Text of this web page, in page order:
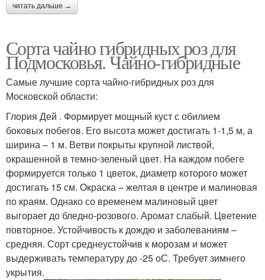
читать дальше →
Сорта чайно гибридных роз для
Подмосковья. Чайно-гибридные
Самые лучшие сорта чайно-гибридных роз для
Московской области:
Глория Дей . Формирует мощный куст с обилием
боковых побегов. Его высота может достигать 1-1,5 м, а
ширина – 1 м. Ветви покрыты крупной листвой,
окрашенной в темно-зеленый цвет. На каждом побеге
формируется только 1 цветок, диаметр которого может
достигать 15 см. Окраска – желтая в центре и малиновая
по краям. Однако со временем малиновый цвет
выгорает до бледно-розового. Аромат слабый. Цветение
повторное. Устойчивость к дождю и заболеваниям –
средняя. Сорт среднеустойчив к морозам и может
выдерживать температуру до -25 оС. Требует зимнего
укрытия.